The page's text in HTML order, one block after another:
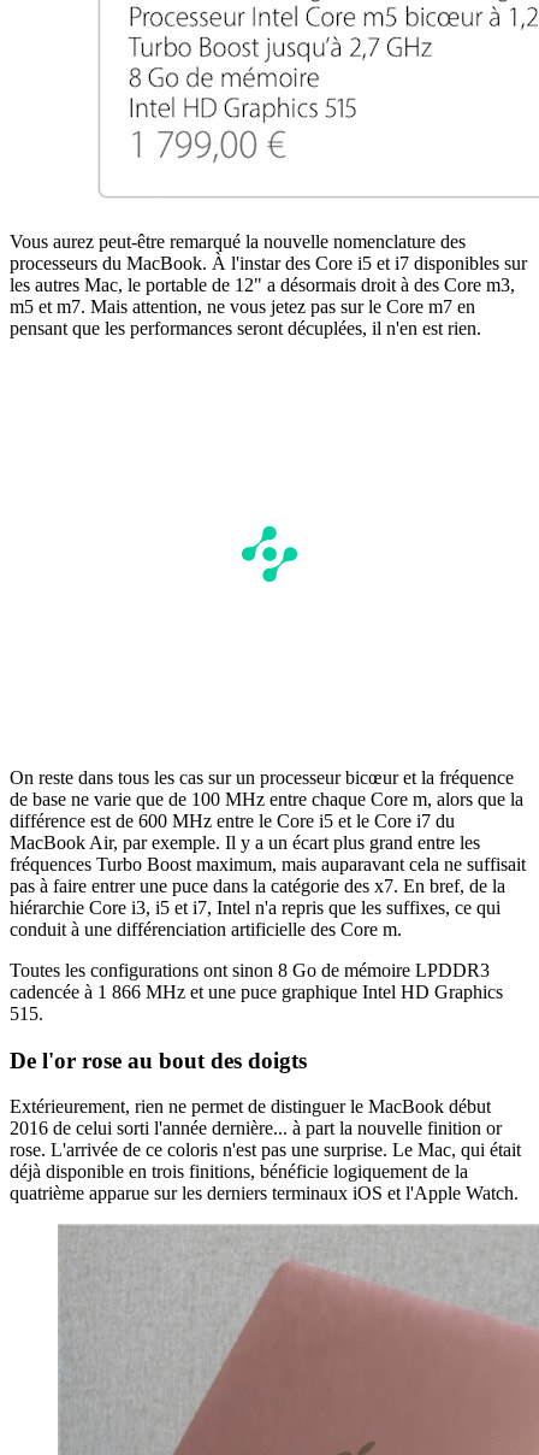
Vous aurez peut-être remarqué la nouvelle nomenclature des
processeurs du MacBook. À l'instar des Core i5 et i7 disponibles sur
les autres Mac, le portable de 12" a désormais droit à des Core m3,
m5 et m7. Mais attention, ne vous jetez pas sur le Core m7 en
pensant que les performances seront décuplées, il n'en est rien.
On reste dans tous les cas sur un processeur bicœur et la fréquence
de base ne varie que de 100 MHz entre chaque Core m, alors que la
différence est de 600 MHz entre le Core i5 et le Core i7 du
MacBook Air, par exemple. Il y a un écart plus grand entre les
fréquences Turbo Boost maximum, mais auparavant cela ne suffisait
pas à faire entrer une puce dans la catégorie des x7. En bref, de la
hiérarchie Core i3, i5 et i7, Intel n'a repris que les suffixes, ce qui
conduit à une différenciation artificielle des Core m.
Toutes les configurations ont sinon 8 Go de mémoire LPDDR3
cadencée à 1 866 MHz et une puce graphique Intel HD Graphics
515.
De l'or rose au bout des doigts
Extérieurement, rien ne permet de distinguer le MacBook début
2016 de celui sorti l'année dernière... à part la nouvelle finition or
rose. L'arrivée de ce coloris n'est pas une surprise. Le Mac, qui était
déjà disponible en trois finitions, bénéficie logiquement de la
quatrième apparue sur les derniers terminaux iOS et l'Apple Watch.